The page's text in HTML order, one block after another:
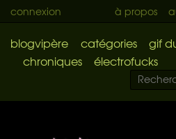
connexion à propos
blogvipère catégories
gif
chroniques
électrofucks